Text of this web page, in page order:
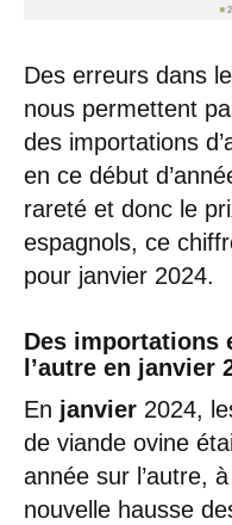
Des erreurs dans
nous permettent
des importations
en ce début
rareté et donc le
espagnols, ce
pour janvier 2024.
Des importations
l’autre en janvier
En janvier 2024,
de viande ovine
année sur l’autre,
nouvelle hausse